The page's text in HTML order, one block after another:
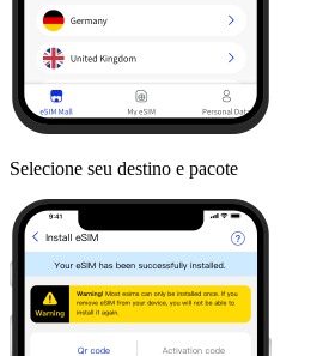
Selecione seu destino e pacote